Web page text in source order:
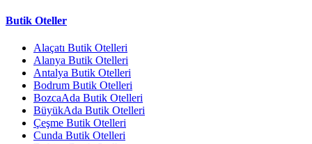
Butik Oteller
Alaçatı Butik Otelleri
Alanya Butik Otelleri
Antalya Butik Otelleri
Bodrum Butik Otelleri
BozcaAda Butik Otelleri
BüyükAda Butik Otelleri
Çeşme Butik Otelleri
Cunda Butik Otelleri